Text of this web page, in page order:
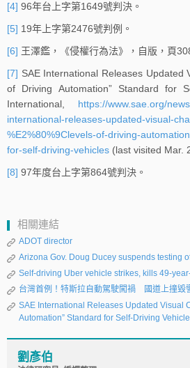
[4] 96年台上字第1649號判決。
[5] 19年上字第2476號判例。
[6] 王澤鑑，《侵權行為法》，自版，頁
[7] SAE International Releases Updated
of Driving Automation” Standard for
International, https://www.sae.org/
international-releases-updated-visual-
%E2%80%9Clevels-of-driving-
for-self-driving-vehicles (last visited Mar.
[8] 97年度台上字第864號判決。
相關連結
ADOT director
Arizona Gov. Doug Ducey suspends testing
Self-driving Uber vehicle strikes, kills 49-
台灣首例！特斯拉自動駕駛闖禍 國道上撞毀
SAE International Releases Updated Visual
Automation” Standard for Self-Driving
劉彥伯